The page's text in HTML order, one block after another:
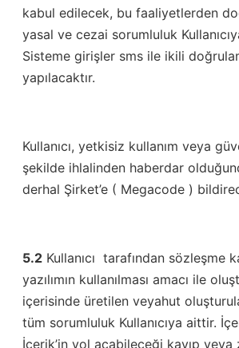
kabul edilecek, bu faaliyetlerden
yasal ve cezai sorumluluk
Sisteme girişler sms ile ikili
yapılacaktır.
Kullanıcı, yetkisiz kullanım veya
şekilde ihlalinden haberdar
derhal Şirket’e ( Megacode )
5.2 Kullanıcı tarafından sözleşme
yazılımın kullanılması amacı ile
içerisinde üretilen veyahut
tüm sorumluluk Kullanıcıya aittir.
İçerik’in yol açabileceği kayıp